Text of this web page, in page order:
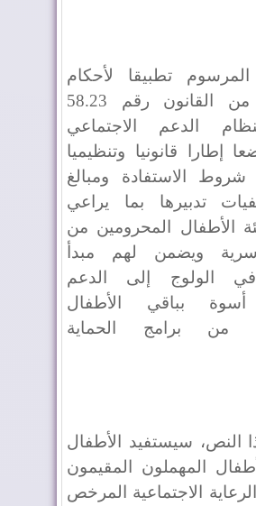
تطبيقا لأحكام
المادة 16 من القانون رقم 58.23
الدعم الاجتماعي
إطارا قانونيا وتنظيميا
شروط الاستفادة ومبالغ
تدبيرها بما يراعي
الأطفال المحرومين من
ويضمن لهم مبدأ
في الولوج إلى الدعم
أسوة بباقي الأطفال
من برامج الحماية
النص، سيستفيد الأطفال
المهملون المقيمون
الاجتماعية المرخص